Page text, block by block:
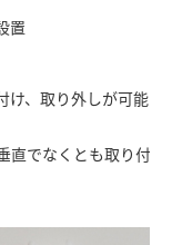
置
、取り外しが可能
でなくとも取り付け